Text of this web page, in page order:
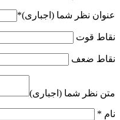
عنوان نظر شما (اجباری)*
نقاط قوت
نقاط ضعف
متن نظر شما (اجباری)
نام *